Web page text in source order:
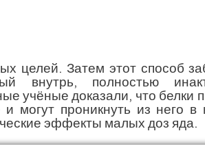
целей. Затем этот способ
полностью
учёные доказали, что белки
могут проникнуть из него в
эффекты малых доз яда.